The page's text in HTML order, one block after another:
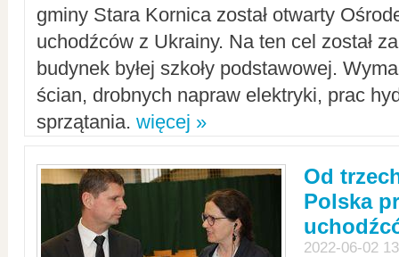
gminy Stara Kornica został otwarty
uchodźców z Ukrainy. Na ten cel został
budynek byłej szkoły podstawowej.
ścian, drobnych napraw elektryki, prac
sprzątania. więcej »
Od
Polska
2022-06-02